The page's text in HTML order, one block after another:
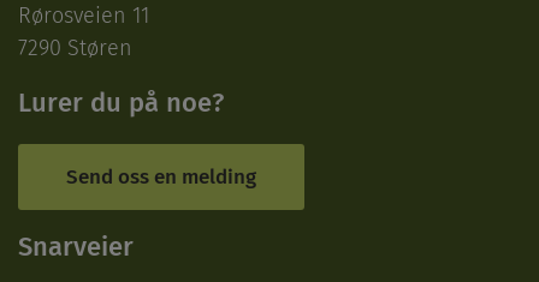
Rørosveien 11
7290 Støren
Lurer du på noe?
Send oss en melding
Snarveier